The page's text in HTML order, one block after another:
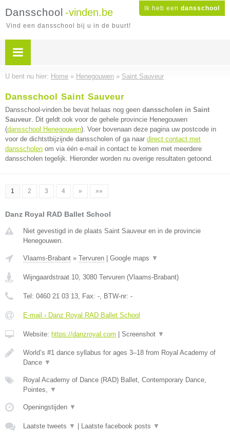
Ik heb een dansschool
Dansschool -vinden.be
Vind een dansschool bij u in de buurt!
U bent nu hier: Home » Henegouwen » Saint Sauveur
Dansschool Saint Sauveur
Dansschool-vinden.be bevat helaas nog geen dansscholen in Saint
Sauveur. Dit geldt ook voor de gehele provincie Henegouwen
(dansschool Henegouwen). Voer bovenaan deze pagina uw postcode in
voor de dichtstbijzijnde dansscholen of ga naar direct contact met
dansscholen om via één e-mail in contact te komen met meerdere
dansscholen tegelijk. Hieronder worden nu overige resultaten getoond.
1 2 3 4 » »»
Danz Royal RAD Ballet School
Niet gevestigd in de plaats Saint Sauveur en in de provincie
Henegouwen.
Vlaams-Brabant » Tervuren Google maps ▼
Wijngaardstraat 10, 3080 Tervuren (Vlaams-Brabant)
Tel: 0460 21 03 13, Fax: -, BTW-nr: -
E-mail › Danz Royal RAD Ballet School
Website: https://danzroyal.com Screenshot ▼
World’s #1 dance syllabus for ages 3–18 from Royal Academy of
Dance ▼
Royal Academy of Dance (RAD) Ballet, Contemporary Dance,
Pointes, ▼
Openingstijden ▼
Laatste tweets ▼ Laatste facebook posts ▼